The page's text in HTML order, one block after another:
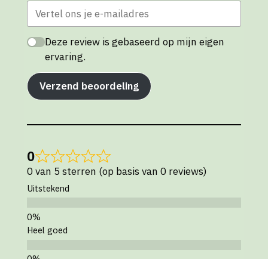
Deze review is gebaseerd op mijn eigen
ervaring.
Verzend beoordeling
0
0 van 5 sterren (op basis van 0 reviews)
Uitstekend
Heel goed